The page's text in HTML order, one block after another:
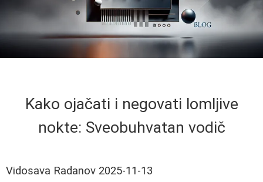
Kako ojačati i negovati lomljive
nokte: Sveobuhvatan vodič
Vidosava Radanov 2025-11-13